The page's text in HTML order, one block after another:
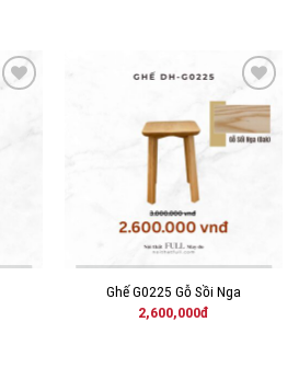
THÊM
VÀO
YÊU
Ghế G0225 Gỗ Sồi Nga
2,600,000đ